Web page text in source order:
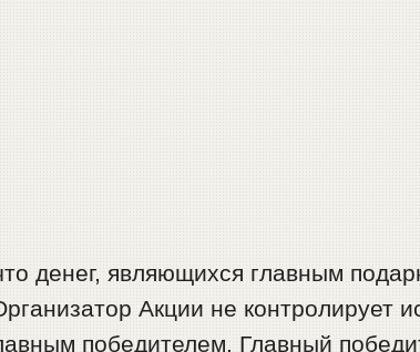
денег, являющихся главным
Акции не контролирует
победителем. Главный